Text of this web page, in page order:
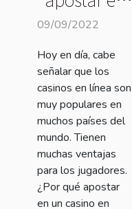
los casinos
09/09/2022
Hoy en día, cabe
señalar que los
casinos en línea son
muy populares en
muchos países del
mundo. Tienen
muchas ventajas
para los jugadores.
¿Por qué apostar
en un casino en